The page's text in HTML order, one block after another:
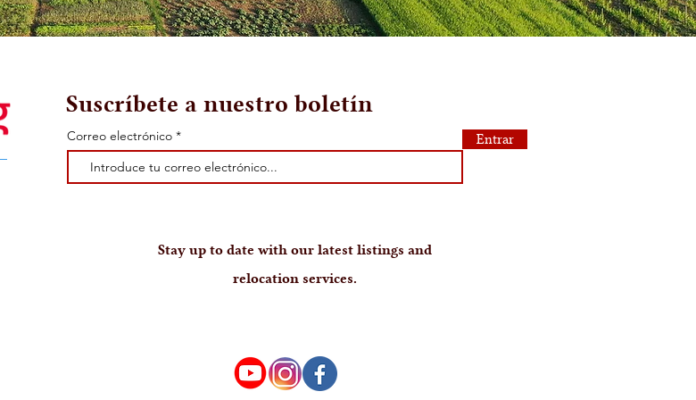
Suscríbete a nuestro boletín
Correo electrónico Entrar
Stay up to date with our latest listings and
relocation services.